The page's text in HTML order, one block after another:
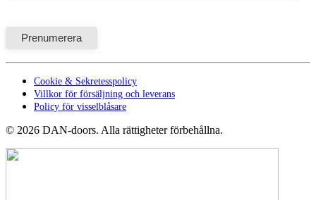
Cookie & Sekretesspolicy
Villkor för försäljning och leverans
Policy för visselblåsare
© 2026 DAN-doors. Alla rättigheter förbehållna.